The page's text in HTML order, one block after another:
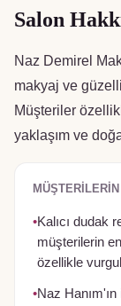
Salon
Naz Demirel
makyaj ve
Müşteriler
yaklaşım ve
•Kalıcı dudak
müşterilerin
özellikle
•Naz